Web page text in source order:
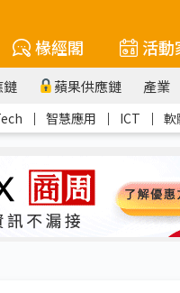
椽經閣 活動
鏈 蘋果供應鏈 產業
｜ 智慧應用 ｜ ICT ｜ 軟